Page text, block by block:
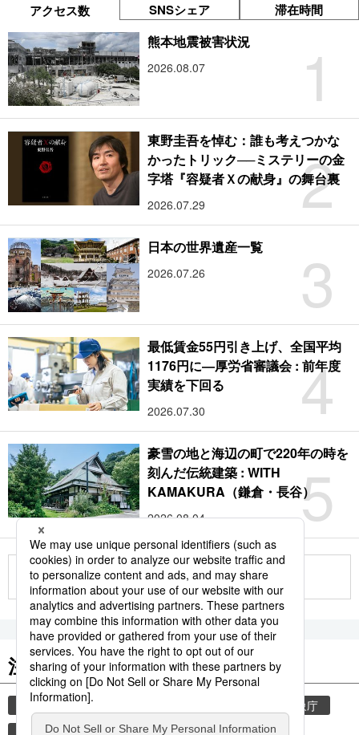
アクセス数 SNSシェア 滞在時間
1
熊本地震被害状況
2026.08.07
2
東野圭吾を悼む：誰も考えつかな
かったトリック──ミステリーの金
字塔『容疑者Ｘの献身』の舞台裏
2026.07.29
3
日本の世界遺産一覧
2026.07.26
4
最低賃金55円引き上げ、全国平均
1176円に―厚労省審議会 : 前年度
実績を下回る
2026.07.30
5
豪雪の地と海辺の町で220年の時を
刻んだ伝統建築 : WITH
KAMAKURA（鎌倉・長谷）
2026.08.04
もっと見る
注目のキーワード
共同通信ニュース
気象庁